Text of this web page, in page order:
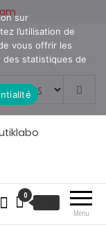
de denicheur
à Marseille en
Menu
0
sur
l’utilisation de
vous offrir les
des statistiques de